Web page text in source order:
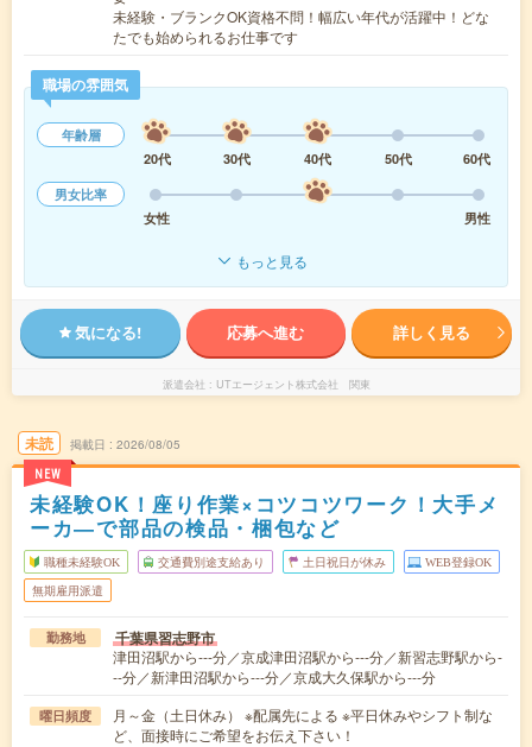
未経験・ブランクOK資格不問！幅広い年代が活躍中！どな
たでも始められるお仕事です
職場の雰囲気
年齢層
20代
30代 40代 50代
60代
男女比率
女性
男性
もっと見る
気になる! 応募へ進む 詳しく見る
派遣会社 UTエージェント株式会社 関東
未読
NEW
掲載日 2026/08/05
未経験OK！座り作業×コツコツワーク！大手メ
ーカ―で部品の検品・梱包など
職種未経験OK 交通費別途支給あり 土日祝日が休み WEB登録OK
無期雇用派遣
勤務地 千葉県習志野市
津田沼駅から---分／京成津田沼駅から---分／新習志野駅から-
--分／新津田沼駅から---分／京成大久保駅から---分
曜日頻度
月～金（土日休み） ※配属先による ※平日休みやシフト制な
ど、面接時にご希望をお伝え下さい！